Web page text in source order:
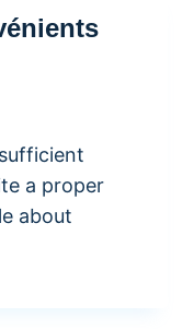
a proper
about